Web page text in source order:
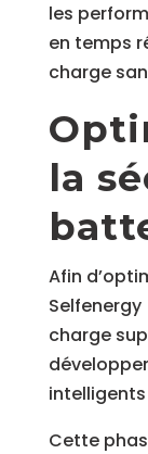
les
en temps
charge
la
Afin
charge
intelligents
Cette